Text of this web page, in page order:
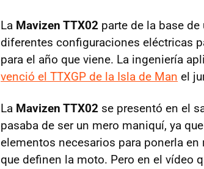
La Mavizen TTX02 parte de la base de
diferentes configuraciones eléctricas
para el año que viene. La ingeniería
venció el TTXGP de la Isla de Man el
La Mavizen TTX02 se presentó en el
pasaba de ser un mero maniquí, ya
elementos necesarios para ponerla
que definen la moto. Pero en el vídeo